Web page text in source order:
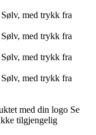
med din logo Se
tilgjengelig